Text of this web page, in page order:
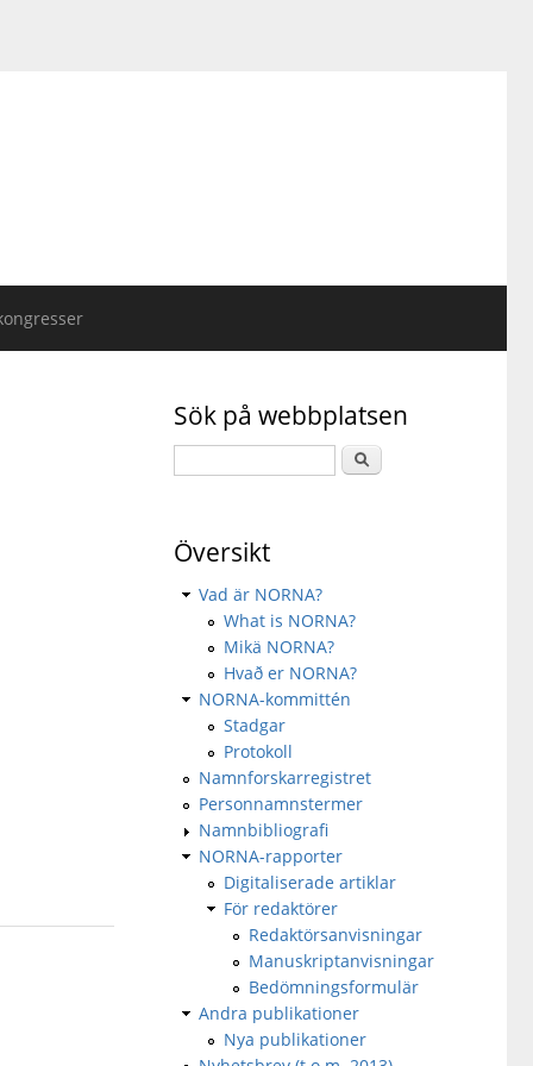
Sök på webbplatsen
Översikt
Vad är NORNA?
What is NORNA?
Mikä NORNA?
Hvað er NORNA?
NORNA-kommittén
Stadgar
Protokoll
Namnforskarregistret
Personnamnstermer
Namnbibliografi
NORNA-rapporter
Digitaliserade artiklar
För redaktörer
Redaktörsanvisningar
Manuskriptanvisningar
Bedömningsformulär
Andra publikationer
Nya publikationer